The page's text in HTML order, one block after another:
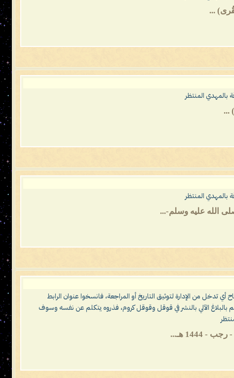
بالمهدي المنتظر
بالمهدي المنتظر
أي تدخل من الإدارة لتوثيق التاريخ أو المراجعة، فانسخوا عنوان الرابط
بالبلاغ الآلي بالنشر في قوقل وقوقل كروم، فذروه يتكلم عن نفسه وسوف